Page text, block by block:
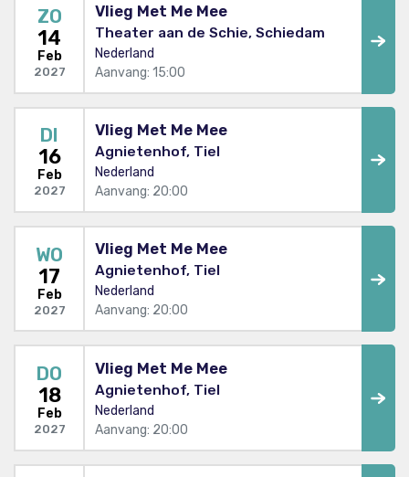
ZO
14
Feb
2027
Vlieg Met Me Mee
Theater aan de Schie, Schiedam
Nederland
Aanvang: 15:00
DI
16
Feb
2027
Vlieg Met Me Mee
Agnietenhof, Tiel
Nederland
Aanvang: 20:00
WO
17
Feb
2027
Vlieg Met Me Mee
Agnietenhof, Tiel
Nederland
Aanvang: 20:00
DO
18
Feb
2027
Vlieg Met Me Mee
Agnietenhof, Tiel
Nederland
Aanvang: 20:00